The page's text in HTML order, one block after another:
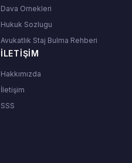
Dava Ornekleri
Hukuk Sozlugu
Avukatlık Staj Bulma Rehberi
İLETIŞIM
Hakkımızda
İletişim
SSS